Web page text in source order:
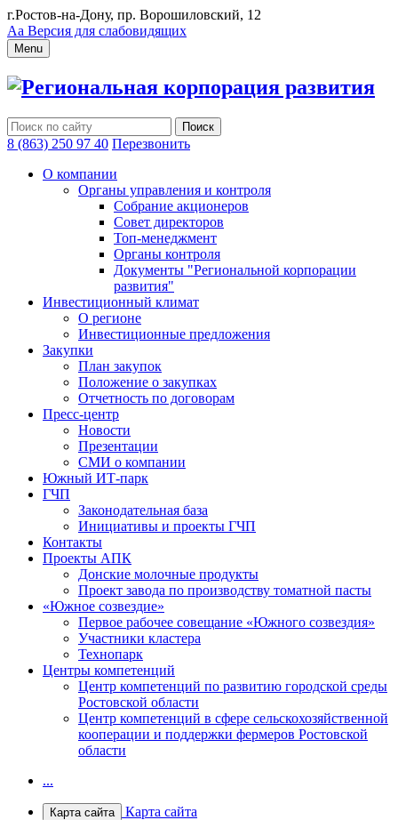
г.Ростов-на-Дону, пр. Ворошиловский, 12
Аа Версия для слабовидящих
Menu
Региональная корпорация развития
8 (863) 250 97 40 Перезвонить
О компании
Органы управления и контроля
Собрание акционеров
Совет директоров
Топ-менеджмент
Органы контроля
Документы "Региональной корпорации
развития"
Инвестиционный климат
О регионе
Инвестиционные предложения
Закупки
План закупок
Положение о закупках
Отчетность по договорам
Пресс-центр
Новости
Презентации
СМИ о компании
Южный ИТ-парк
ГЧП
Законодательная база
Инициативы и проекты ГЧП
Контакты
Проекты АПК
Донские молочные продукты
Проект завода по производству томатной пасты
«Южное созвездие»
Первое рабочее совещание «Южного созвездия»
Участники кластера
Технопарк
Центры компетенций
Центр компетенций по развитию городской среды
Ростовской области
Центр компетенций в сфере сельскохозяйственной
кооперации и поддержки фермеров Ростовской
области
...
Карта сайта Карта сайта